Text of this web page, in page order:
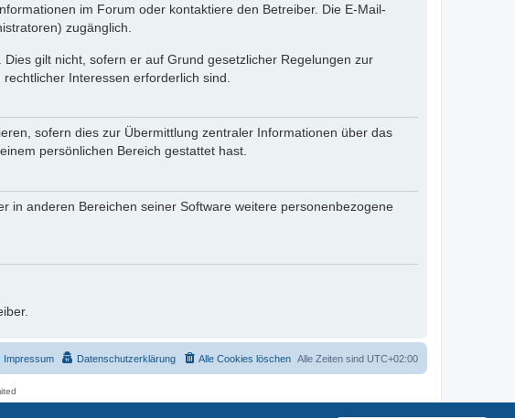
im Forum oder kontaktiere den Betreiber. Die E-Mail-
zugänglich.
gilt nicht, sofern er auf Grund gesetzlicher Regelungen zur
Interessen erforderlich sind.
sofern dies zur Übermittlung zentraler Informationen über das
persönlichen Bereich gestattet hast.
in anderen Bereichen seiner Software weitere personenbezogene
Alle Zeiten sind UTC+02:00
Alle Cookies löschen
Datenschutzerklärung
Impressum